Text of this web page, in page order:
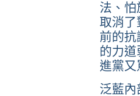
法、
取消了
前的
的力
進黨又
泛藍